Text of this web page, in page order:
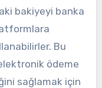
bakiyeyi banka
Bu
ödeme
sağlamak için